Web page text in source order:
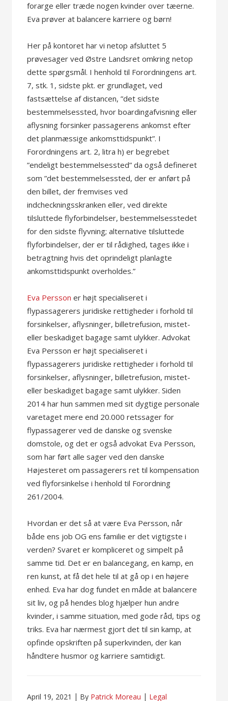
forarge eller træde nogen kvinder over tæerne.
Eva prøver at balancere karriere og børn!
Her på kontoret har vi netop afsluttet 5
prøvesager ved Østre Landsret omkring netop
dette spørgsmål. I henhold til Forordningens art.
7, stk. 1, sidste pkt. er grundlaget, ved
fastsættelse af distancen, ”det sidste
bestemmelsessted, hvor boardingafvisning eller
aflysning forsinker passagerens ankomst efter
det planmæssige ankomsttidspunkt”. I
Forordningens art. 2, litra h) er begrebet
”endeligt bestemmelsessted” da også defineret
som ”det bestemmelsessted, der er anført på
den billet, der fremvises ved
indcheckningsskranken eller, ved direkte
tilsluttede flyforbindelser, bestemmelsesstedet
for den sidste flyvning; alternative tilsluttede
flyforbindelser, der er til rådighed, tages ikke i
betragtning hvis det oprindeligt planlagte
ankomsttidspunkt overholdes.”
Eva Persson er højt specialiseret i
flypassagerers juridiske rettigheder i forhold til
forsinkelser, aflysninger, billetrefusion, mistet-
eller beskadiget bagage samt ulykker. Advokat
Eva Persson er højt specialiseret i
flypassagerers juridiske rettigheder i forhold til
forsinkelser, aflysninger, billetrefusion, mistet-
eller beskadiget bagage samt ulykker. Siden
2014 har hun sammen med sit dygtige personale
varetaget mere end 20.000 retssager for
flypassagerer ved de danske og svenske
domstole, og det er også advokat Eva Persson,
som har ført alle sager ved den danske
Højesteret om passagerers ret til kompensation
ved flyforsinkelse i henhold til Forordning
261/2004.
Hvordan er det så at være Eva Persson, når
både ens job OG ens familie er det vigtigste i
verden? Svaret er kompliceret og simpelt på
samme tid. Det er en balancegang, en kamp, en
ren kunst, at få det hele til at gå op i en højere
enhed. Eva har dog fundet en måde at balancere
sit liv, og på hendes blog hjælper hun andre
kvinder, i samme situation, med gode råd, tips og
triks. Eva har nærmest gjort det til sin kamp, at
opfinde opskriften på superkvinden, der kan
håndtere husmor og karriere samtidigt.
April 19, 2021 By Patrick Moreau Legal